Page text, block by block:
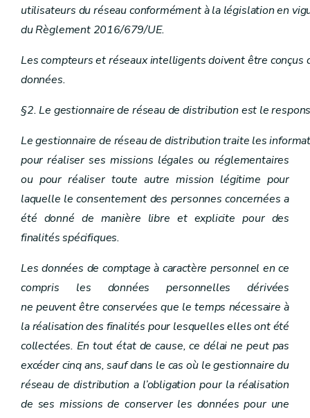
utilisateurs du réseau conformément à la législation en
du Règlement 2016/679/UE.
Les compteurs et réseaux intelligents doivent être conçus
données.
§2. Le gestionnaire de réseau de distribution est le
Le gestionnaire de réseau de distribution traite les
pour réaliser ses missions légales ou réglementaires
ou pour réaliser toute autre mission légitime pour
laquelle le consentement des personnes concernées a
été donné de manière libre et explicite pour des
finalités spécifiques.
Les données de comptage à caractère personnel en ce
compris les données personnelles dérivées
ne peuvent être conservées que le temps nécessaire à
la réalisation des finalités pour lesquelles elles ont été
collectées. En tout état de cause, ce délai ne peut pas
excéder cinq ans, sauf dans le cas où le gestionnaire du
réseau de distribution a l’obligation pour la réalisation
de ses missions de conserver les données pour une